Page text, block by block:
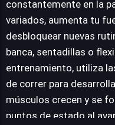
como el press de
uso de maquinaria
estáticas. La
visualmente en el
también se traduce en
estado, los cuales
invertidos para
constantemente en la
variados, aumenta tu
desbloquear nuevas
banca, sentadillas o
entrenamiento, utiliza
de correr para
músculos crecen y se
puntos de estado al